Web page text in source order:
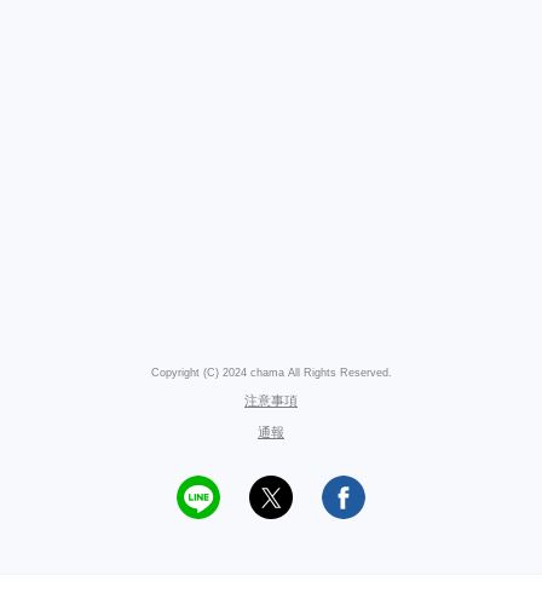
Copyright (C) 2024 chama All Rights Reserved.
注意事項
通報